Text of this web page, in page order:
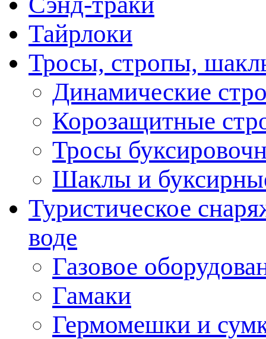
Тайрлоки
Тросы, стропы,
Динамические
Корозащитные
Тросы
Шаклы и
Туристическое
воде
Газовое
Гамаки
Гермомешки и